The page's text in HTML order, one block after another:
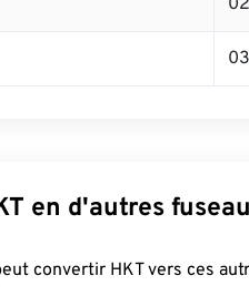
en d'autres
convertir HKT vers ces